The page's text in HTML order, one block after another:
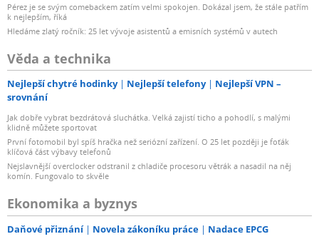
Pérez je se svým comebackem zatím velmi spokojen. Dokázal jsem, že stále patřím
k nejlepším, říká
Hledáme zlatý ročník: 25 let vývoje asistentů a emisních systémů v autech
Věda a technika
Nejlepší chytré hodinky Nejlepší telefony
Nejlepší VPN –
srovnání
Jak dobře vybrat bezdrátová sluchátka. Velká zajistí ticho a pohodlí, s malými
klidně můžete sportovat
První fotomobil byl spíš hračka než seriózní zařízení. O 25 let později je foťák
klíčová část výbavy telefonů
Nejslavnější overclocker odstranil z chladiče procesoru větrák a nasadil na něj
komín. Fungovalo to skvěle
Ekonomika a byznys
Daňové přiznání Novela zákoníku práce Nadace EPCG